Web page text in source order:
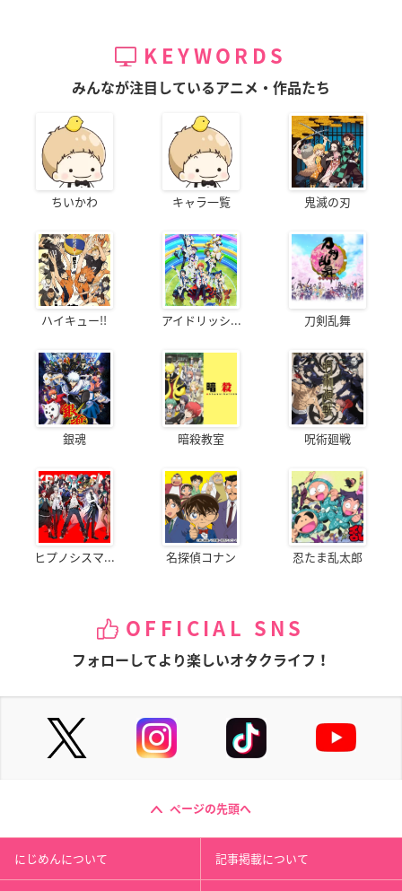
KEYWORDS
みんなが注目しているアニメ・作品たち
ちいかわ キャラ一覧 鬼滅の刃
ハイキュー!! アイドリッシ... 刀剣乱舞
銀魂 暗殺教室 呪術廻戦
ヒプノシスマ... 名探偵コナン 忍たま乱太郎
OFFICIAL SNS
フォローしてより楽しいオタクライフ！
ページの先頭へ
にじめんについて 記事掲載について